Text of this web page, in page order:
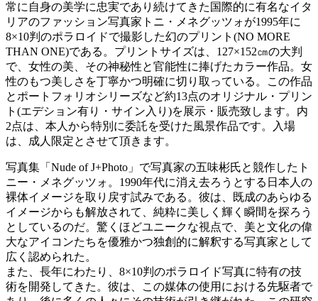
常に自身の美学に忠実であり続けてきた国際的に有名なイタ
リアのファッション写真家トニ・メネグッツォが1995年に
8×10判のポラロイドで撮影した幻のプリント(NO MORE
THAN ONE)である。プリントサイズは、127×152㎝の大判
で、女性の美、その神秘性と官能性に捧げたカラー作品。女
性のもつ美しさを丁寧かつ明確に切り取っている。この作品
とポートフォリオシリーズなど約13点のオリジナル・プリン
ト(エデション有り・サイン入り)を展示・販売致します。内
2点は、本人から特別に委託を受けた風景作品です。入場
は、成人限定とさせて頂きます。
写真集「Nude of J+Photo」で写真家の五味彬氏と競作したト
ニー・メネグッツォ。1990年代に消え去ろうとする日本人の
裸体イメージを取り戻す試みである。彼は、既成のあらゆる
イメージからも解放されて、純粋に美しく輝く瞬間を探ろう
としているのだ。驚くほどユニークな視点で、美と文化の偉
大なアイコンたちを優雅かつ独創的に解釈する写真家として
広く認められた。
また、長年にわたり、8×10判のポラロイド写真に特有の技
術を開発してきた。彼は、この媒体の使用における先駆者で